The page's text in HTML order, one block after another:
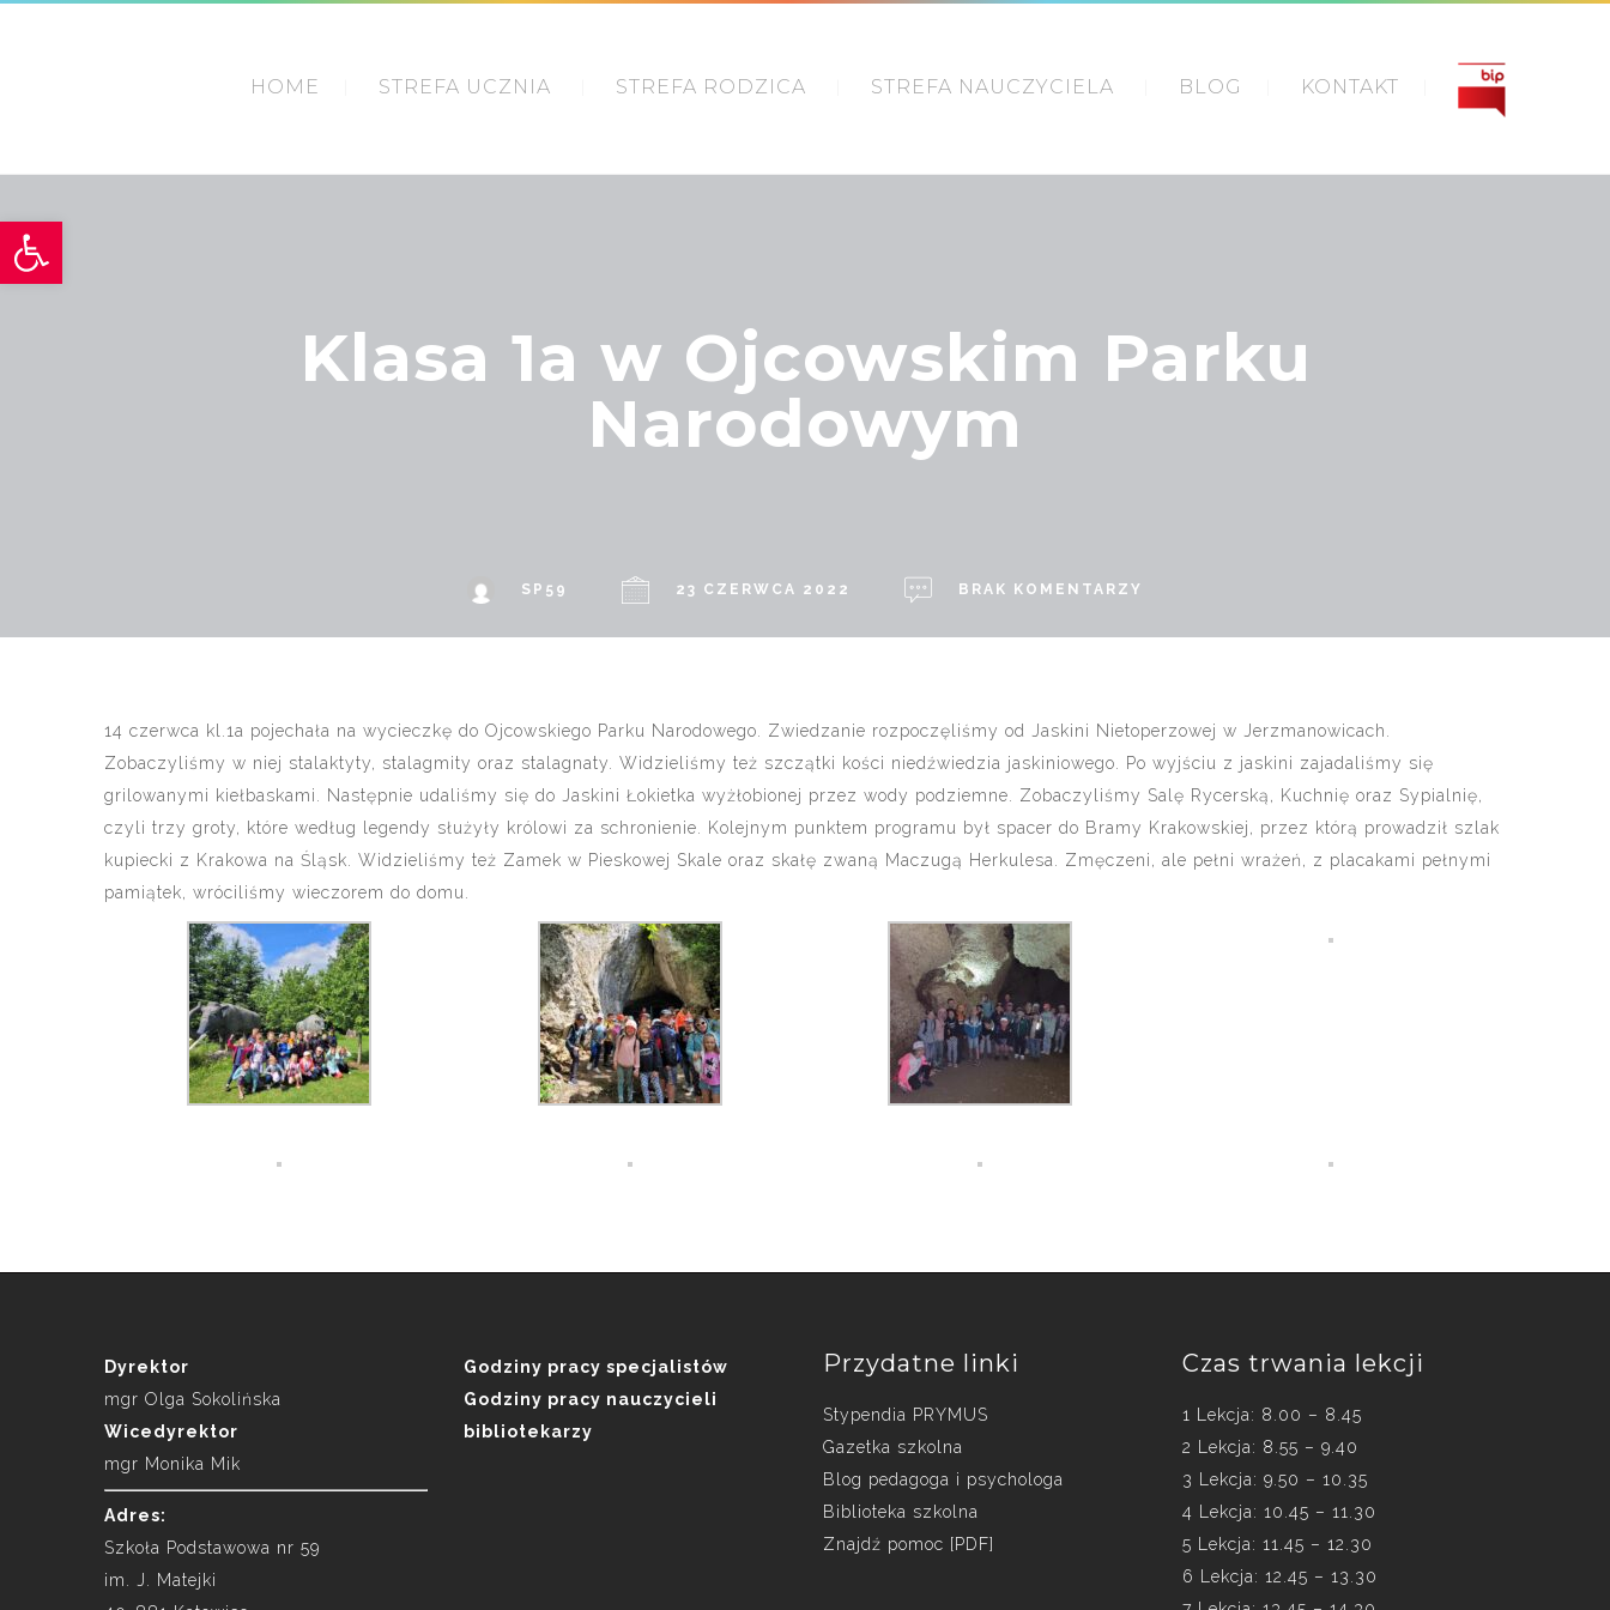
Otwórz pasek narzędzi
HOME STREFA UCZNIA STREFA RODZICA STREFA NAUCZYCIELA BLOG KONTAKT
Klasa 1a w Ojcowskim Parku
Narodowym
SP59 23 CZERWCA 2022 BRAK KOMENTARZY
14 czerwca kl.1a pojechała na wycieczkę do Ojcowskiego Parku Narodowego. Zwiedzanie rozpoczęliśmy od Jaskini Nietoperzowej w Jerzmanowicach.
Zobaczyliśmy w niej stalaktyty, stalagmity oraz stalagnaty. Widzieliśmy też szczątki kości niedźwiedzia jaskiniowego. Po wyjściu z jaskini zajadaliśmy się
grilowanymi kiełbaskami. Następnie udaliśmy się do Jaskini Łokietka wyżłobionej przez wody podziemne. Zobaczyliśmy Salę Rycerską, Kuchnię oraz Sypialnię,
czyli trzy groty, które według legendy służyły królowi za schronienie. Kolejnym punktem programu był spacer do Bramy Krakowskiej, przez którą prowadził szlak
kupiecki z Krakowa na Śląsk. Widzieliśmy też Zamek w Pieskowej Skale oraz skałę zwaną Maczugą Herkulesa. Zmęczeni, ale pełni wrażeń, z placakami pełnymi
pamiątek, wróciliśmy wieczorem do domu.
Dyrektor
mgr Olga Sokolińska
Wicedyrektor
mgr Monika Mik
Adres:
Szkoła Podstawowa nr 59
im. J. Matejki
Godziny pracy specjalistów
Godziny pracy nauczycieli
bibliotekarzy
Przydatne linki
Stypendia PRYMUS
Gazetka szkolna
Blog pedagoga i psychologa
Biblioteka szkolna
Znajdź pomoc [PDF]
Czas trwania lekcji
1 Lekcja: 8.00 – 8.45
2 Lekcja: 8.55 – 9.40
3 Lekcja: 9.50 – 10.35
4 Lekcja: 10.45 – 11.30
5 Lekcja: 11.45 – 12.30
6 Lekcja: 12.45 – 13.30